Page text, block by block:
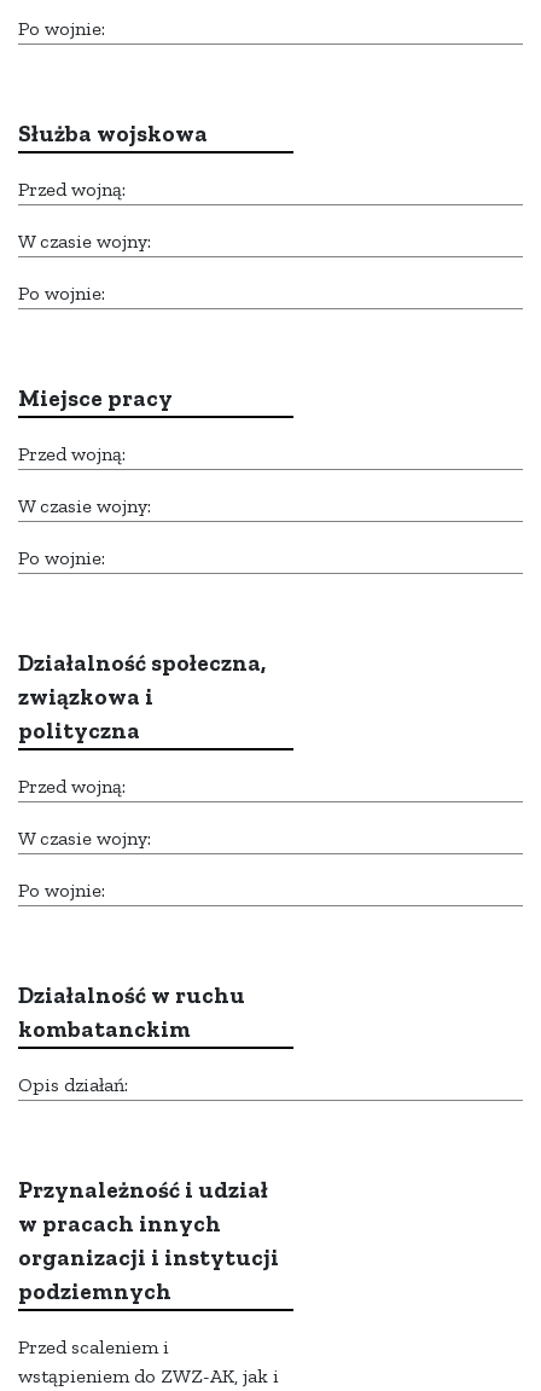
Po wojnie:
Służba wojskowa
Przed wojną:
W czasie wojny:
Po wojnie:
Miejsce pracy
Przed wojną:
W czasie wojny:
Po wojnie:
Działalność społeczna,
związkowa i
polityczna
Przed wojną:
W czasie wojny:
Po wojnie:
Działalność w ruchu
kombatanckim
Opis działań:
Przynależność i udział
w pracach innych
organizacji i instytucji
podziemnych
Przed scaleniem i
wstąpieniem do ZWZ-AK, jak i